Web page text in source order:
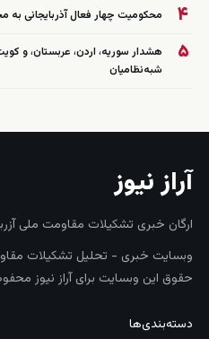
۴ محکومیت چهار فعال آذربایجانی به مجموع ۴۰ سال
۵
هشدار سوریه، اردن، عربستان، و
شبه‌نظامیان
آراز نیوز
ارگان خبری تشکیلات مقاومت ملی
وبسایت خبری - تحلیل تشکیلات
حقوق این وبسایت برای آراز نیوز
دسته‌بندی‌ها